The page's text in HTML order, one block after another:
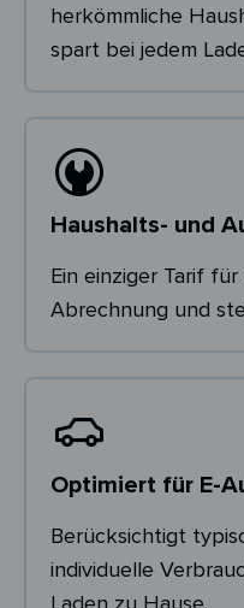
herkömmliche
spart bei jedem
Haushalts- und
Ein einziger Tarif
Abrechnung und
Optimiert für E-
Berücksichtigt
individuelle